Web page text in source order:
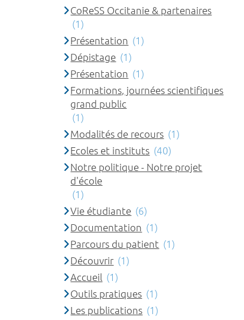
CoReSS Occitanie & partenaires
(1)
Présentation (1)
Dépistage (1)
Présentation (1)
Formations, journées scientifiques
grand public
(1)
Modalités de recours (1)
Ecoles et instituts (40)
Notre politique - Notre projet
d'école
(1)
Vie étudiante (6)
Documentation (1)
Parcours du patient (1)
Découvrir (1)
Accueil (1)
Outils pratiques (1)
Les publications (1)